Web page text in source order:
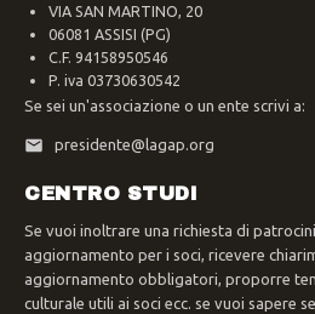
VIA SAN MARTINO, 20
06081 ASSISI (PG)
C.F. 94158950546
P. iva 03730630542
Se sei un'associazione o un ente scrivi a:
presidente@lagap.org
CENTRO STUDI
Se vuoi inoltrare una richiesta di
aggiornamento per i soci, ricevere
aggiornamento obbligatori, proporre
culturale utili ai soci ecc. se vuoi sapere